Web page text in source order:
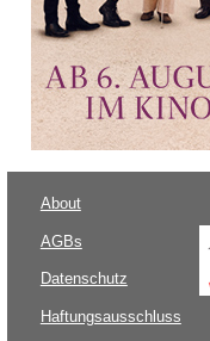
About
AGBs
Datenschutz
Haftungsausschluss